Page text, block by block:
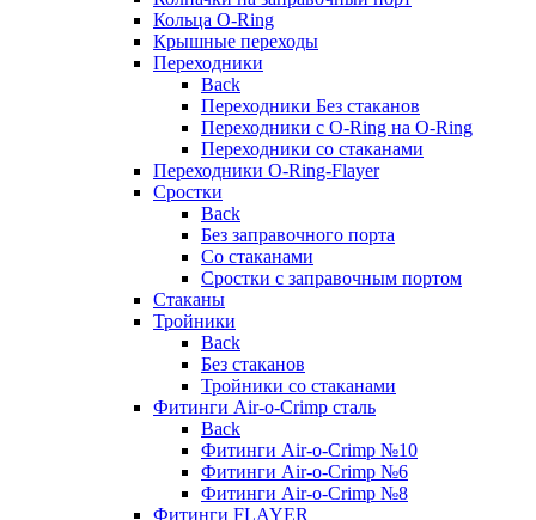
Кольца O-Ring
Крышные переходы
Переходники
Back
Переходники Без стаканов
Переходники с O-Ring на O-Ring
Переходники со стаканами
Переходники O-Ring-Flayer
Сростки
Back
Без заправочного порта
Со стаканами
Сростки с заправочным портом
Стаканы
Тройники
Back
Без стаканов
Тройники со стаканами
Фитинги Air-o-Crimp сталь
Back
Фитинги Air-o-Crimp №10
Фитинги Air-o-Crimp №6
Фитинги Air-o-Crimp №8
Фитинги FLAYER